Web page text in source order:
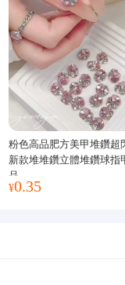
粉色高品肥方美甲堆鑽超
新款堆堆鑽立體堆鑽球指
品
¥0.35